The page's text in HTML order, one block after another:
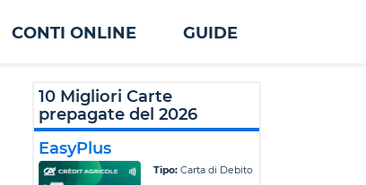
CONTI ONLINE GUIDE
10 Migliori Carte
prepagate del 2026
EasyPlus
Tipo:Carta di Debito